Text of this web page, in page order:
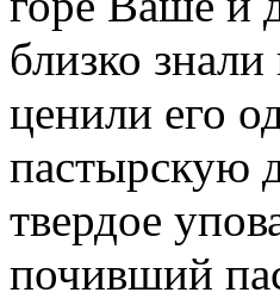
близко
ценили его
пастырскую
твердое
почивший